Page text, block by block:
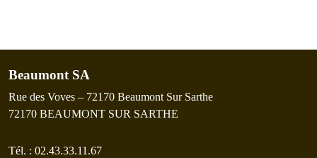
Beaumont SA
Rue des Voves – 72170 Beaumont Sur Sarthe
72170 BEAUMONT SUR SARTHE
Tél. : 02.43.33.11.67